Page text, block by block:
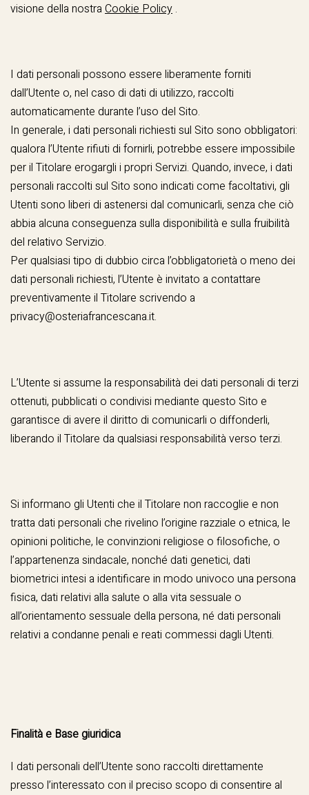
visione della nostraCookie Policy .
I dati personali possono essere liberamente forniti
dall’Utente o, nel caso di dati di utilizzo, raccolti
automaticamente durante l’uso del Sito.
In generale, i dati personali richiesti sul Sito sono obbligatori:
qualora l’Utente rifiuti di fornirli, potrebbe essere impossibile
per il Titolare erogargli i propri Servizi. Quando, invece, i dati
personali raccolti sul Sito sono indicati come facoltativi, gli
Utenti sono liberi di astenersi dal comunicarli, senza che ciò
abbia alcuna conseguenza sulla disponibilità e sulla fruibilità
del relativo Servizio.
Per qualsiasi tipo di dubbio circa l’obbligatorietà o meno dei
dati personali richiesti, l’Utente è invitato a contattare
preventivamente il Titolare scrivendo a
privacy@osteriafrancescana.it.
L’Utente si assume la responsabilità dei dati personali di terzi
ottenuti, pubblicati o condivisi mediante questo Sito e
garantisce di avere il diritto di comunicarli o diffonderli,
liberando il Titolare da qualsiasi responsabilità verso terzi.
Si informano gli Utenti che il Titolare non raccoglie e non
tratta dati personali che rivelino l’origine razziale o etnica, le
opinioni politiche, le convinzioni religiose o filosofiche, o
l’appartenenza sindacale, nonché dati genetici, dati
biometrici intesi a identificare in modo univoco una persona
fisica, dati relativi alla salute o alla vita sessuale o
all’orientamento sessuale della persona, né dati personali
relativi a condanne penali e reati commessi dagli Utenti.
Finalità e Base giuridica
I dati personali dell’Utente sono raccolti direttamente
presso l’interessato con il preciso scopo di consentire al